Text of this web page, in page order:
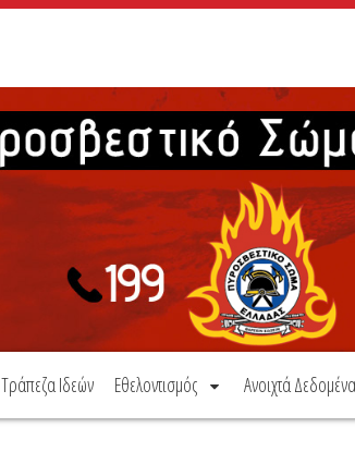
Τράπεζα Ιδεών Εθελοντισμός Ανοιχτά Δεδομένα